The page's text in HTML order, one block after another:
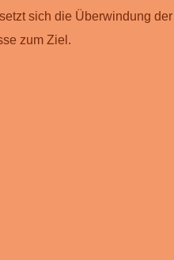
sich die Überwindung der
zum Ziel.